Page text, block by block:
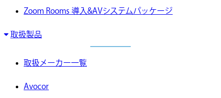
Zoom Rooms 導入&AVシステムパッケージ
取扱製品
取扱メーカー一覧
Avocor